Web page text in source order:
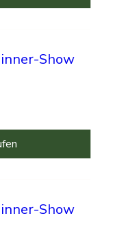
Show
Show